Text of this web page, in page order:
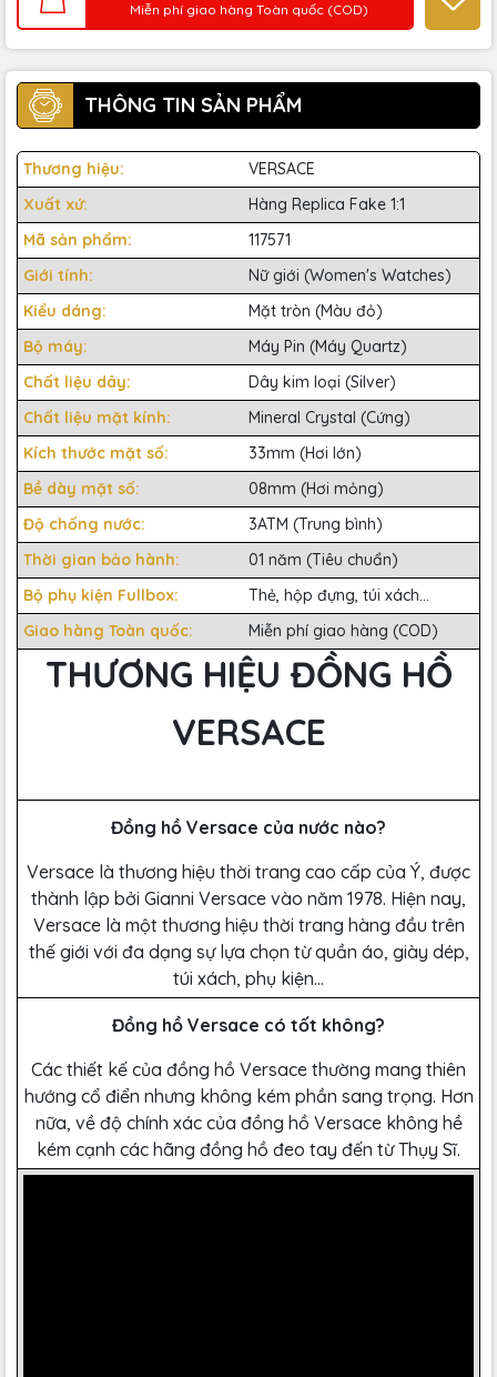
Miễn phí giao hàng Toàn quốc (COD)
THÔNG TIN SẢN PHẨM
Thương hiệu:
VERSACE
Xuất xứ:
Hàng Replica Fake 1:1
Mã sản phẩm:
117571
Giới tính:
Nữ giới (Women's Watches)
Kiểu dáng:
Mặt tròn (Màu đỏ)
Bộ máy:
Máy Pin (Máy Quartz)
Chất liệu dây:
Dây kim loại (Silver)
Chất liệu mặt kính:
Mineral Crystal (Cứng)
Kích thước mặt số:
33mm (Hơi lớn)
Bề dày mặt số:
08mm (Hơi mỏng)
Độ chống nước:
3ATM (Trung bình)
Thời gian bảo hành:
01 năm (Tiêu chuẩn)
Bộ phụ kiện Fullbox:
Thẻ, hộp đựng, túi xách...
Giao hàng Toàn quốc:
Miễn phí giao hàng (COD)
THƯƠNG HIỆU ĐỒNG HỒ
VERSACE
Đồng hồ Versace của nước nào?
Versace là thương hiệu thời trang cao cấp của Ý, được
thành lập bởi Gianni Versace vào năm 1978. Hiện nay,
Versace là một thương hiệu thời trang hàng đầu trên
thế giới với đa dạng sự lựa chọn từ quần áo, giày dép,
túi xách, phụ kiện...
Đồng hồ Versace có tốt không?
Các thiết kế của đồng hồ Versace thường mang thiên
hướng cổ điển nhưng không kém phần sang trọng. Hơn
nữa, về độ chính xác của đồng hồ Versace không hề
kém cạnh các hãng đồng hồ đeo tay đến từ Thụy Sĩ.